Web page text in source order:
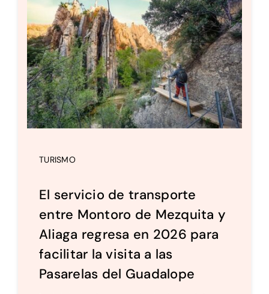
Setas
Contacto
TURISMO
El servicio de transporte
entre Montoro de Mezquita y
Aliaga regresa en 2026 para
facilitar la visita a las
Pasarelas del Guadalope